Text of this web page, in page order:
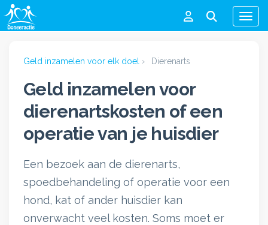
Menu
Geld inzamelen voor elk doel › Dierenarts
Geld inzamelen voor
dierenartskosten of een
operatie van je huisdier
Een bezoek aan de dierenarts,
spoedbehandeling of operatie voor een
hond, kat of ander huisdier kan
onverwacht veel kosten. Soms moet er